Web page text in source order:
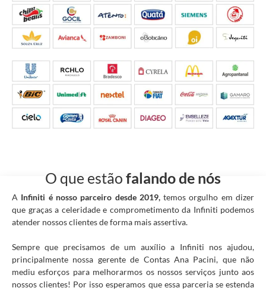
O que estão falando de nós
A Infiniti é nosso parceiro desde 2019,temos orgulho em dizer
que graças a celeridade e comprometimento da Infiniti podemos
atender nossos clientes de forma mais assertiva.
Sempre que precisamos de um auxílio a Infiniti nos ajudou,
principalmente nossa gerente de Contas Ana Pacini, que não
mediu esforços para melhorarmos os nossos serviços junto aos
nossos clientes! Por isso esperamos que essa parceria se estenda